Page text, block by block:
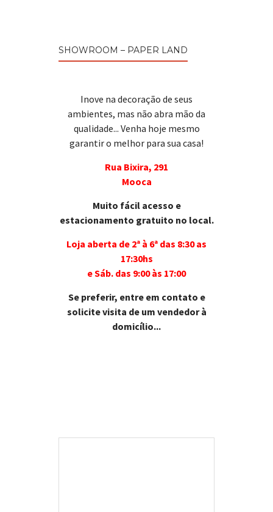
SHOWROOM – PAPER LAND
Inove na decoração de seus
ambientes, mas não abra mão da
qualidade... Venha hoje mesmo
garantir o melhor para sua casa!
Rua Bixira, 291
Mooca
Muito fácil acesso e
estacionamento gratuito no local.
Loja aberta de 2ª à 6ª das 8:30 as
17:30hs
e Sáb. das 9:00 às 17:00
Se preferir, entre em contato e
solicite visita de um vendedor à
domicílio...